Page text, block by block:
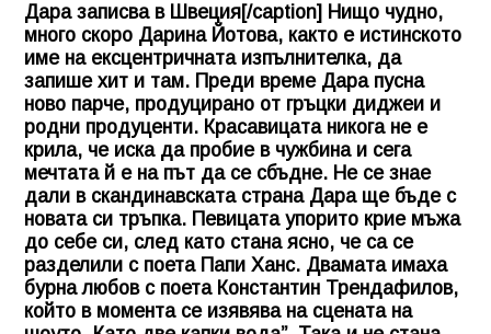
Дара записва в Швеция[/caption] Нищо чудно,
много скоро Дарина Йотова, както е истинското
име на ексцентричната изпълнителка, да
запише хит и там. Преди време Дара пусна
ново парче, продуцирано от гръцки диджеи и
родни продуценти. Красавицата никога не е
крила, че иска да пробие в чужбина и сега
мечтата й е на път да се сбъдне. Не се знае
дали в скандинавската страна Дара ще бъде с
новата си тръпка. Певицата упорито крие мъжа
до себе си, след като стана ясно, че са се
разделили с поета Папи Ханс. Двамата имаха
бурна любов с поета Константин Трендафилов,
който в момента се изявява на сцената на